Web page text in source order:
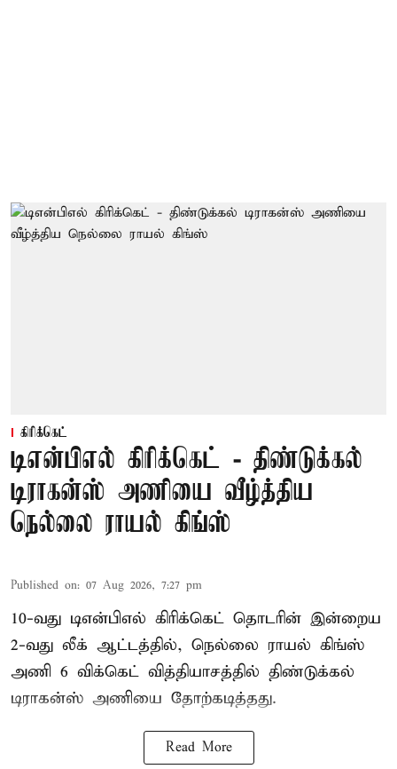
கிரிக்கெட்
டிஎன்பிஎல் கிரிக்கெட் - திண்டுக்கல்
டிராகன்ஸ் அணியை வீழ்த்திய
நெல்லை ராயல் கிங்ஸ்
Published on: 07 Aug 2026, 7:27 pm
10-வது டிஎன்பிஎல் கிரிக்கெட் தொடரின் இன்றைய
2-வது லீக் ஆட்டத்தில், நெல்லை ராயல் கிங்ஸ்
அணி 6 விக்கெட் வித்தியாசத்தில் திண்டுக்கல்
டிராகன்ஸ் அணியை தோற்கடித்தது.
Read More